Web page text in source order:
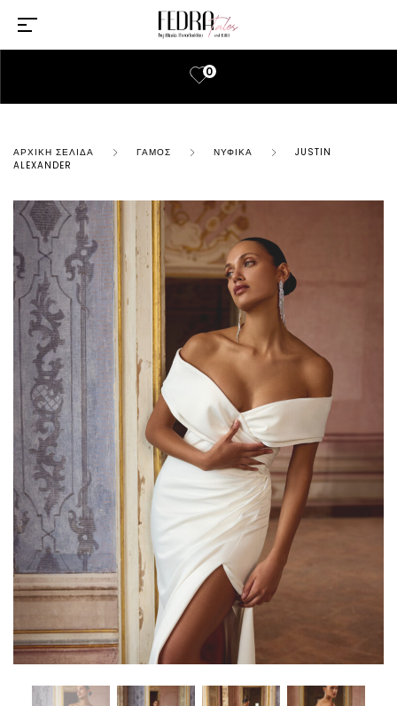
0
ΑΡΧΙΚΉ ΣΕΛΊΔΑ ΓΆΜΟΣ ΝΥΦΙΚΆ
JUSTIN
ALEXANDER